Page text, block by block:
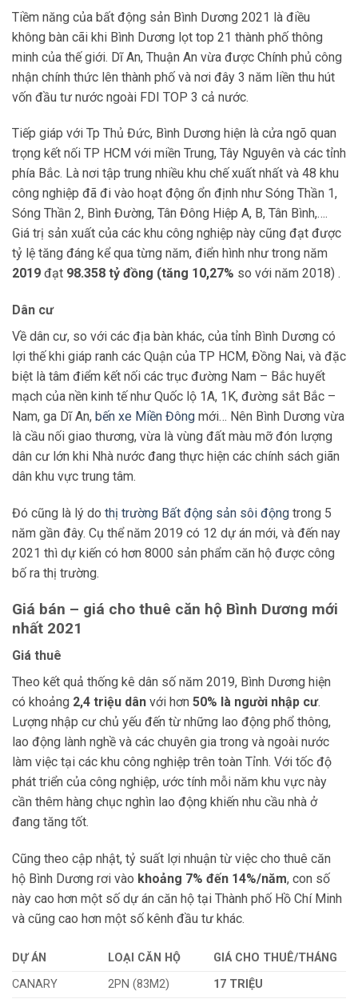
Tiềm năng của bất động sản Bình Dương 2021 là điều
không bàn cãi khi Bình Dương lọt top 21 thành phố thông
minh của thế giới. Dĩ An, Thuận An vừa được Chính phủ công
nhận chính thức lên thành phố và nơi đây 3 năm liền thu hút
vốn đầu tư nước ngoài FDI TOP 3 cả nước.
Tiếp giáp với Tp Thủ Đức, Bình Dương hiện là cửa ngõ quan
trọng kết nối TP HCM với miền Trung, Tây Nguyên và các tỉnh
phía Bắc. Là nơi tập trung nhiều khu chế xuất nhất và 48 khu
công nghiệp đã đi vào hoạt động ổn định như Sóng Thần 1,
Sóng Thần 2, Bình Đường, Tân Đông Hiệp A, B, Tân Bình,….
Giá trị sản xuất của các khu công nghiệp này cũng đạt được
tỷ lệ tăng đáng kể qua từng năm, điển hình như trong năm
2019 đạt 98.358 tỷ đồng (tăng 10,27% so với năm 2018) .
Dân cư
Về dân cư, so với các địa bàn khác, của tỉnh Bình Dương có
lợi thế khi giáp ranh các Quận của TP HCM, Đồng Nai, và đặc
biệt là tâm điểm kết nối các trục đường Nam – Bắc huyết
mạch của nền kinh tế như Quốc lộ 1A, 1K, đường sắt Bắc –
Nam, ga Dĩ An, bến xe Miền Đông mới… Nên Bình Dương vừa
là cầu nối giao thương, vừa là vùng đất màu mỡ đón lượng
dân cư lớn khi Nhà nước đang thực hiện các chính sách giãn
dân khu vực trung tâm.
Đó cũng là lý do thị trường Bất động sản sôi động trong 5
năm gần đây. Cụ thể năm 2019 có 12 dự án mới, và đến nay
2021 thì dự kiến có hơn 8000 sản phẩm căn hộ được công
bố ra thị trường.
Giá bán – giá cho thuê căn hộ Bình Dương mới
nhất 2021
Giá thuê
Theo kết quả thống kê dân số năm 2019, Bình Dương hiện
có khoảng 2,4 triệu dân với hơn 50% là người nhập cư.
Lượng nhập cư chủ yếu đến từ những lao động phổ thông,
lao động lành nghề và các chuyên gia trong và ngoài nước
làm việc tại các khu công nghiệp trên toàn Tỉnh. Với tốc độ
phát triển của công nghiệp, ước tính mỗi năm khu vực này
cần thêm hàng chục nghìn lao động khiến nhu cầu nhà ở
đang tăng tốt.
Cũng theo cập nhật, tỷ suất lợi nhuận từ việc cho thuê căn
hộ Bình Dương rơi vào khoảng 7% đến 14%/năm, con số
này cao hơn một số dự án căn hộ tại Thành phố Hồ Chí Minh
và cũng cao hơn một số kênh đầu tư khác.
DỰ ÁN LOẠI CĂN HỘ
GIÁ CHO THUÊ/THÁNG
CANARY
2PN (83M2)
17 TRIỆU